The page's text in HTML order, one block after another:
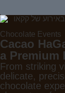
Chocolate Events
Cacao
a Premium
From striking
delicate,
chocolate